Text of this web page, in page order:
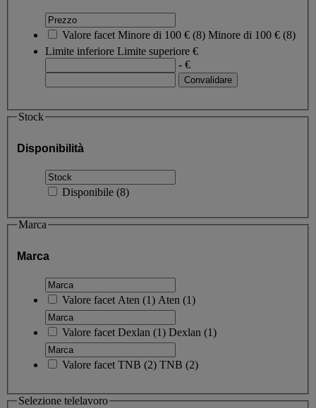
Valore facet Minore di 100 € (8) Minore di 100 € (8)
Limite inferiore Limite superiore €
- €
Stock
Disponibilità
Disponibile (8)
Marca
Marca
Valore facet Aten (1) Aten (1)
Valore facet Dexlan (1) Dexlan (1)
Valore facet TNB (2) TNB (2)
Selezione telelavoro